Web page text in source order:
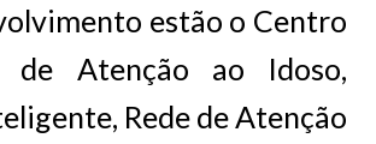
estão o Centro
de Atenção ao Idoso,
Rede de Atenção